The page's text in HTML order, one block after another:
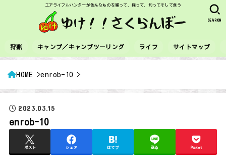
エアライフルハンターが色んなものを獲って、採って、釣ってそして食う
狩猟 キャンプ／キャンプツーリング ライフ サイトマップ
SEARCH
HOME enrob-10
2023.03.15
enrob-10
ポスト シェア はてブ 送る Pocket